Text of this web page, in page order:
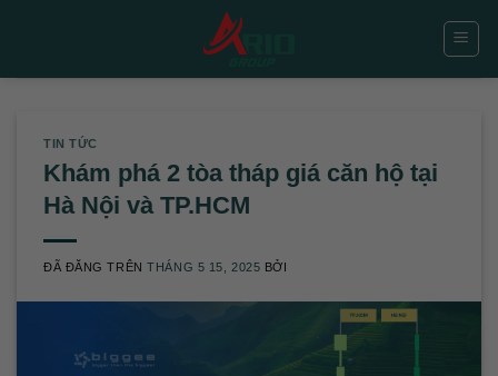
TIN TỨC
Khám phá 2 tòa tháp giá căn hộ tại
Hà Nội và TP.HCM
ĐÃ ĐĂNG TRÊNTHÁNG 5 15, 2025 BỞI